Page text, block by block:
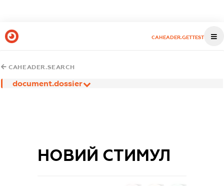
CAHEADER.GETTEST
CAHEADER.SEARCH
document.dossier
НОВИЙ СТИМУЛ